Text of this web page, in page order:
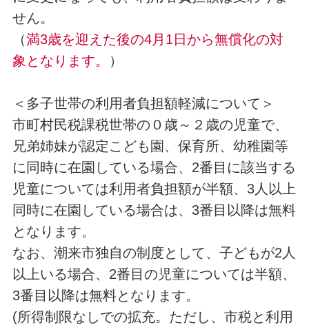
せん。
（満3歳を迎えた後の4月1日から無償化の対
象となります。
）
＜多子世帯の利用者負担額軽減について＞
市町村民税課税世帯の０歳～２歳の児童で、
兄弟姉妹が認定こども園、保育所、幼稚園等
に同時に在園している場合、2番目に該当する
児童については利用者負担額が半額、3人以上
同時に在園している場合は、3番目以降は無料
となります。
なお、潮来市独自の制度として、子どもが2人
以上いる場合、2番目の児童については半額、
3番目以降は無料となります。
(所得制限なしでの拡充。ただし、市税と利用